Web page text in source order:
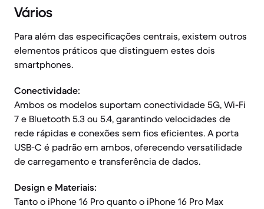
Vários
Para além das especificações centrais, existem outros
elementos práticos que distinguem estes dois
smartphones.
Conectividade:
Ambos os modelos suportam conectividade 5G, Wi-Fi
7 e Bluetooth 5.3 ou 5.4, garantindo velocidades de
rede rápidas e conexões sem fios eficientes. A porta
USB-C é padrão em ambos, oferecendo versatilidade
de carregamento e transferência de dados.
Design e Materiais:
Tanto o iPhone 16 Pro quanto o iPhone 16 Pro Max